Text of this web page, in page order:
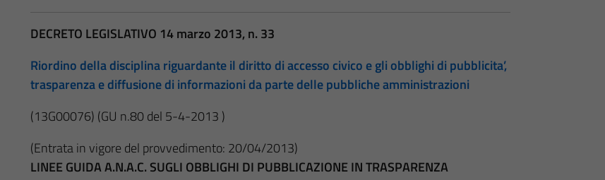
DECRETO LEGISLATIVO 14 marzo 2013, n. 33
Riordino della disciplina riguardante il diritto di accesso civico e gli obblighi di pubblicita’,
trasparenza e diffusione di informazioni da parte delle pubbliche amministrazioni
(13G00076) (GU n.80 del 5-4-2013 )
(Entrata in vigore del provvedimento: 20/04/2013)
LINEE GUIDA A.N.A.C. SUGLI OBBLIGHI DI PUBBLICAZIONE IN TRASPARENZA